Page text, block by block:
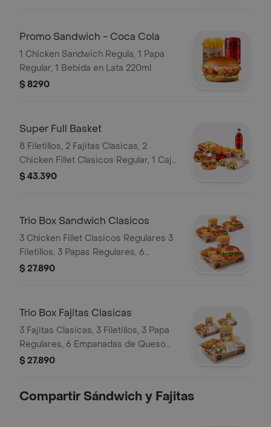
Promo Sandwich - Coca Cola
1 Chicken Sandwich Regula, 1 Papa
Regular, 1 Bebida en Lata 220ml
$ 8290
Super Full Basket
8 Filetillos, 2 Fajitas Clasicas, 2
Chicken Fillet Clasicos Regular, 1 Caja
de Papas, 8 Empanadas de Queso
$ 43.390
Trio Box Sandwich Clasicos
3 Chicken Fillet Clasicos Regulares 3
Filetillos, 3 Papas Regulares, 6
Empanadas de Queso Snack
$ 27.890
Trio Box Fajitas Clasicas
3 Fajitas Clasicas, 3 Filetillos, 3 Papa
Regulares, 6 Empanadas de Queso
Snack
$ 27.890
Compartir Sándwich y Fajitas